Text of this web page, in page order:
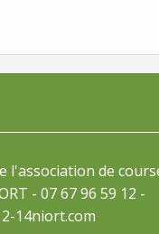
l'association de
- 07 67 96 59 12 -
14niort.com